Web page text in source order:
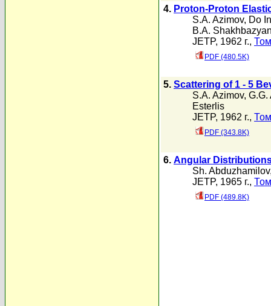
4. Proton-Proton
S.A. Azimov, Do
B.A.
JETP, 1962 г.,
PDF (480.5K)
5. Scattering of 1 - 5
S.A. Azimov, G.G.
Esterlis
JETP, 1962 г.,
PDF (343.8K)
6. Angular
Sh. Abduzhamilov
JETP, 1965 г.,
PDF (489.8K)